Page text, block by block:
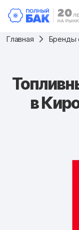
Главная Бренды
в